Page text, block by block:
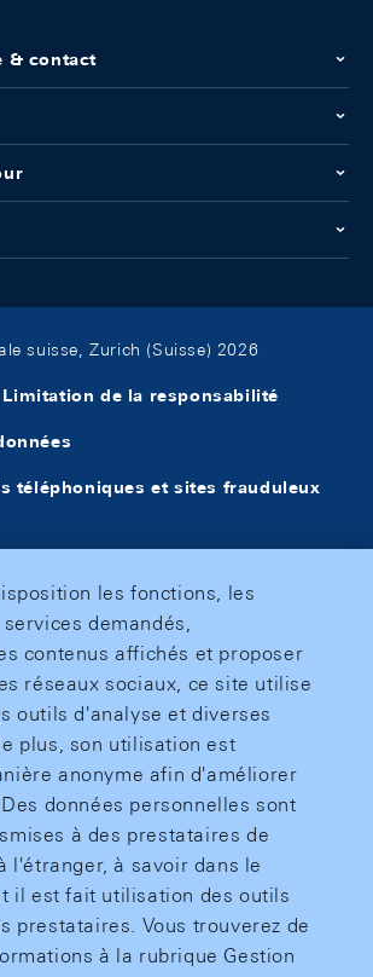
& contact
suisse, Zurich (Suisse) 2026
Limitation de la responsabilité
téléphoniques et sites frauduleux
les fonctions, les
demandés,
contenus affichés et proposer
réseaux sociaux, ce site utilise
outils d'analyse et diverses
plus, son utilisation est
anonyme afin d'améliorer
données personnelles sont
à des prestataires de
l'étranger, à savoir dans le
il est fait utilisation des outils
prestataires. Vous trouverez de
à la rubrique Gestion